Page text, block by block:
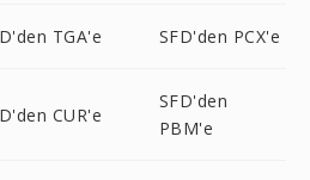
TGA'e SFD'den PCX'e
CUR'e
SFD'den
PBM'e